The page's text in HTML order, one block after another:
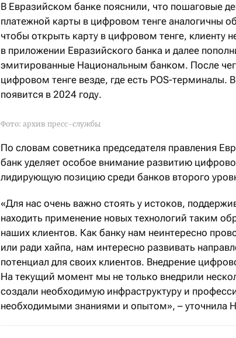
В Евразийском банке пояснили, что пошаговые
платежной карты в цифровом тенге аналогичны
чтобы открыть карту в цифровом тенге,
в приложении Евразийского банка и далее
эмитированные Национальным банком. После
цифровом тенге везде, где есть POS-
появится в 2024 году.
Фото: архив пресс-службы
По словам советника председателя правления
банк уделяет особое внимание развитию
лидирующую позицию среди банков второго
«Для нас очень важно стоять у истоков,
находить применение новых технологий таким
наших клиентов. Как банку нам неинтересно
или ради хайпа, нам интересно развивать
потенциал для своих клиентов. Внедрение
На текущий момент мы не только внедрили
создали необходимую инфраструктуру и
необходимыми знаниями и опытом», – уточнила